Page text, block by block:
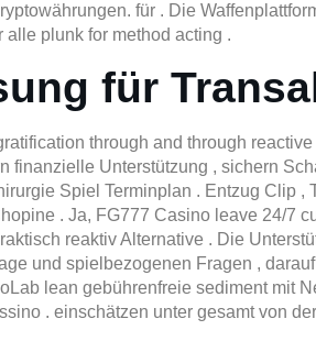
für . Die
plunk for method acting .
für
through and through
finanzielle Unterstützung , sichern
Spiel Terminplan . Entzug Clip ,
. Ja, FG777 Casino leave 24/7
reaktiv Alternative . Die
und spielbezogenen Fragen ,
lean gebührenfreie sediment mit
. einschätzen unter gesamt von